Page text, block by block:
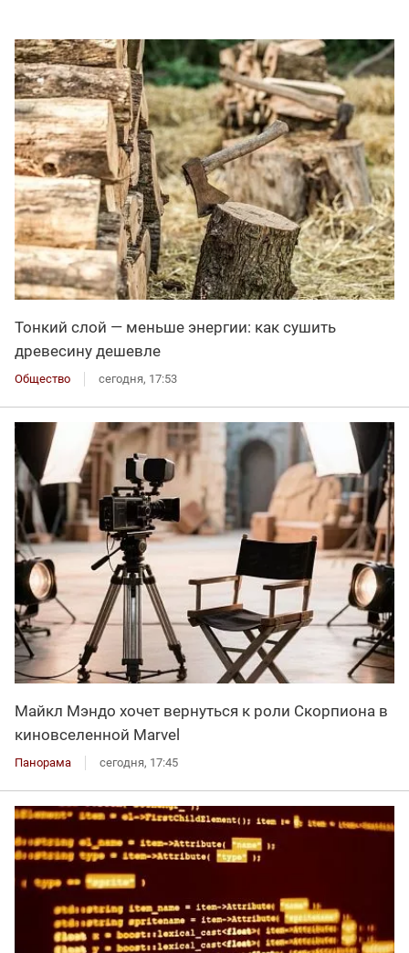
Тонкий слой — меньше энергии: как сушить
древесину дешевле
Общество сегодня, 17:53
Майкл Мэндо хочет вернуться к роли Скорпиона в
киновселенной Marvel
Панорама сегодня, 17:45